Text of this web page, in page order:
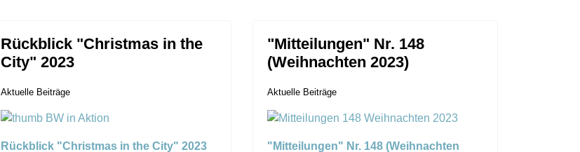
Rückblick "Christmas in the
City" 2023
Aktuelle Beiträge
Rückblick "Christmas in the City" 2023
"Mitteilungen" Nr. 148
(Weihnachten 2023)
Aktuelle Beiträge
"Mitteilungen" Nr. 148 (Weihnachten